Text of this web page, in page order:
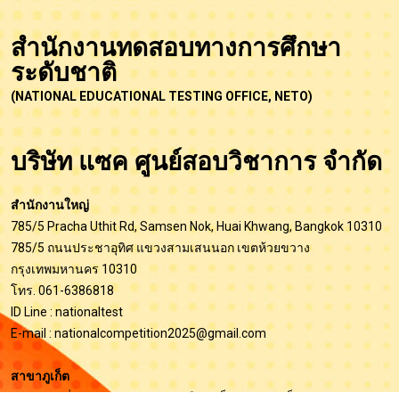
สำนักงานทดสอบทางการศึกษา
ระดับชาติ
(NATIONAL EDUCATIONAL TESTING OFFICE, NETO)
บริษัท แซค ศูนย์สอบวิชาการ จำกัด
สำนักงานใหญ่
785/5 Pracha Uthit Rd, Samsen Nok, Huai Khwang, Bangkok 10310
785/5 ถนนประชาอุทิศ แขวงสามเสนนอก เขตห้วยขวาง
กรุงเทพมหานคร 10310
โทร. 061-6386818
ID Line : nationaltest
E-mail :nationalcompetition2025@gmail.com
สาขาภูเก็ต